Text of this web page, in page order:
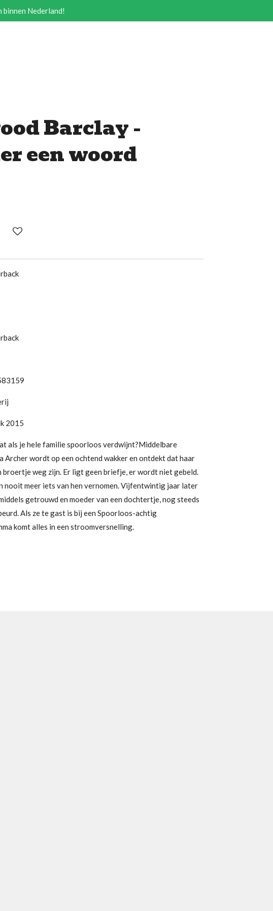
Nederland!
Barclay -
een woord
2015
als je hele familie spoorloos verdwijnt?Middelbare
Archer wordt op een ochtend wakker en ontdekt dat haar
broertje weg zijn. Er ligt geen briefje, er wordt niet gebeld.
nooit meer iets van hen vernomen. Vijfentwintig jaar later
getrouwd en moeder van een dochtertje, nog steeds
Als ze te gast is bij een Spoorloos-achtig
komt alles in een stroomversnelling.